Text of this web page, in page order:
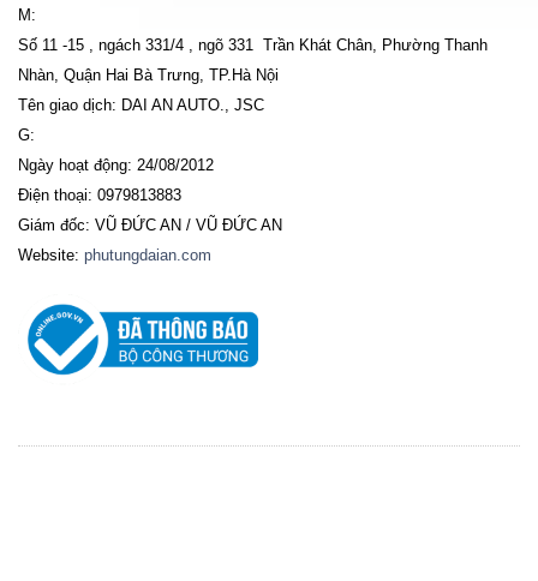
M:
Số 11 -15 , ngách 331/4 , ngõ 331 Trần Khát Chân, Phường Thanh
Nhàn, Quận Hai Bà Trưng, TP.Hà Nội
Tên giao dịch: DAI AN AUTO., JSC
G:
Ngày hoạt động: 24/08/2012
Điện thoại: 0979813883
Giám đốc: VŨ ĐỨC AN / VŨ ĐỨC AN
Website: phutungdaian.com